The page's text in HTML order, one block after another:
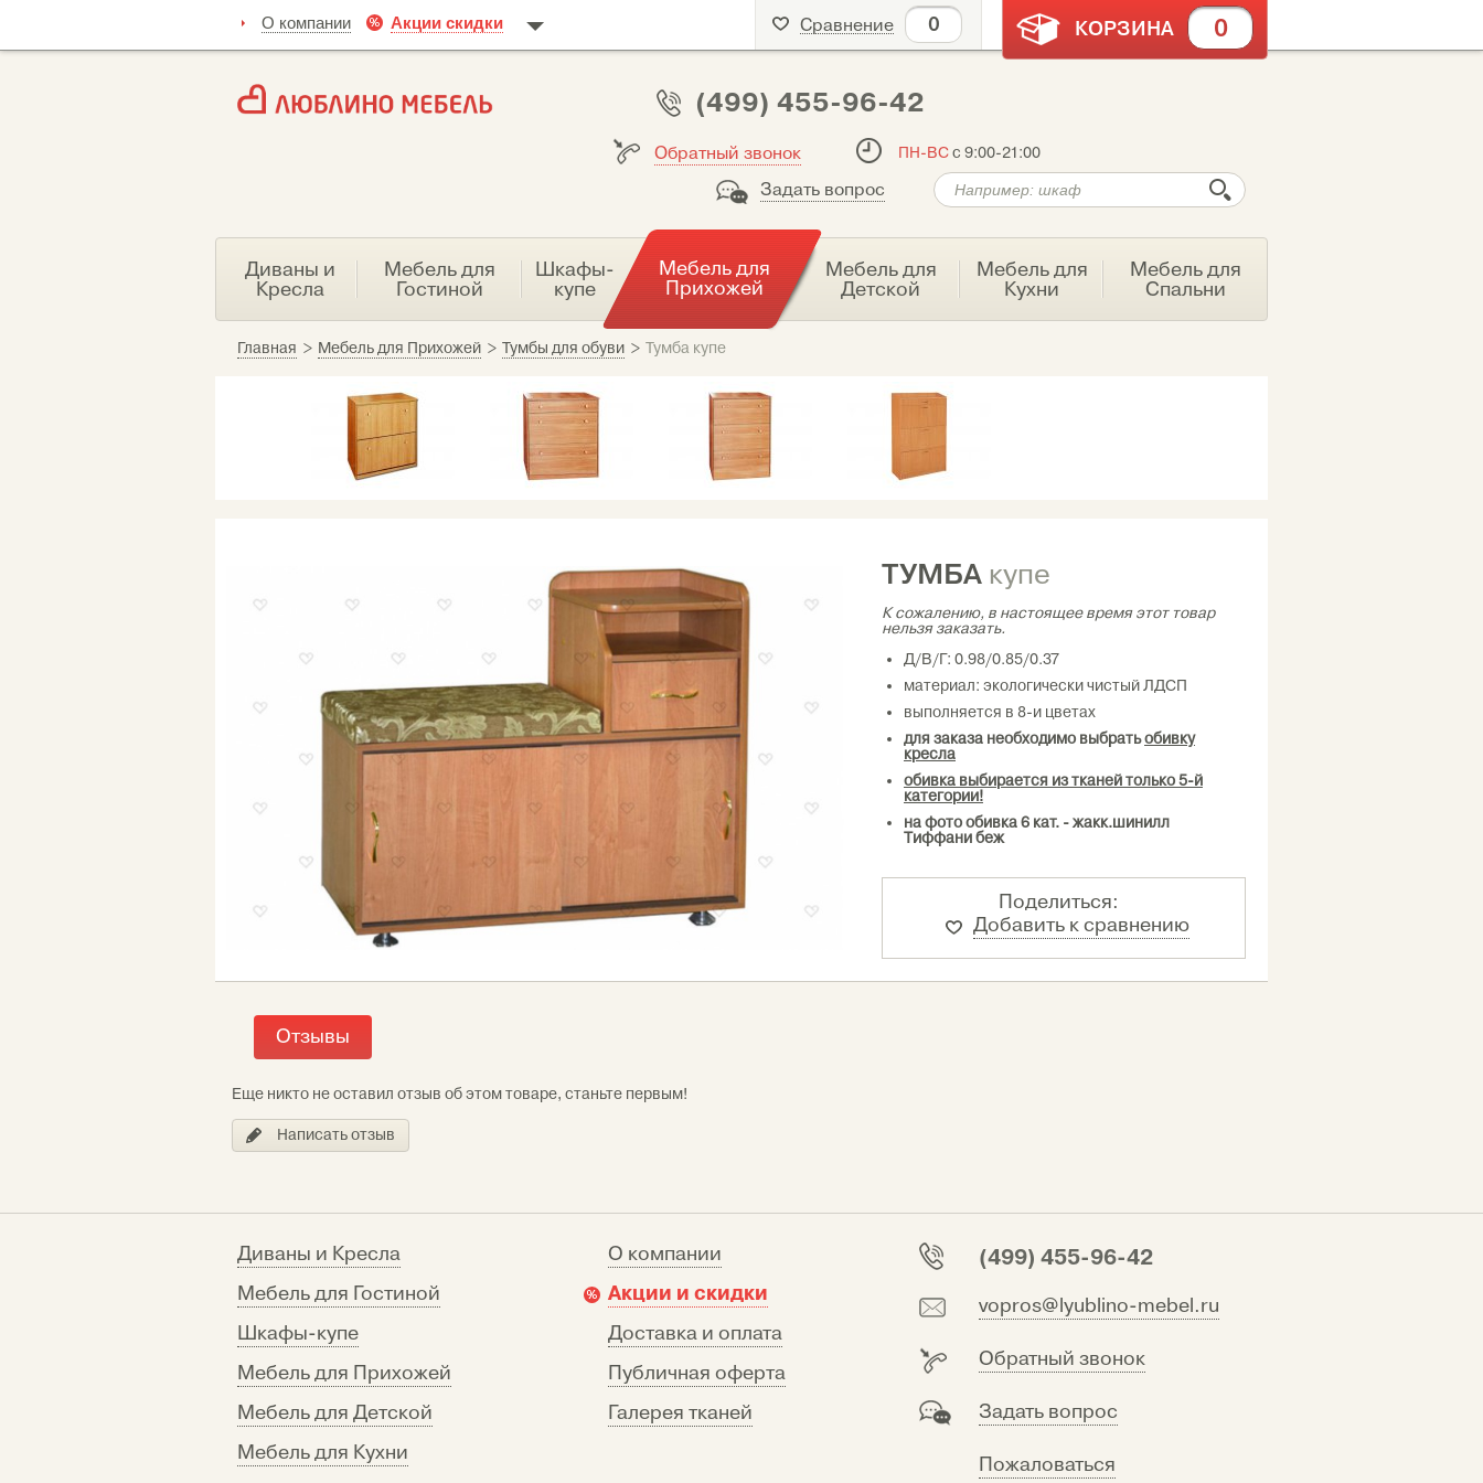
О компании Акции скидки Сравнение 0 КОРЗИНА 0
(499) 455-96-42
Обратный звонок ПН-ВСс 9:00-21:00
Задать вопрос
Диваны и
Кресла
Мебель для
Гостиной
Шкафы-
купе
Мебель для
Прихожей
Мебель для
Детской
Мебель для
Кухни
Мебель для
Спальни
Главная > Мебель для Прихожей > Тумбы для обуви > Тумба купе
ТУМБА купе
К сожалению, в настоящее время этот товар
нельзя заказать.
Д/В/Г: 0.98/0.85/0.37
материал: экологически чистый ЛДСП
выполняется в 8-и цветах
для заказа необходимо выбратьобивку
кресла
обивка выбирается из тканей только 5-й
категории!
на фото обивка 6 кат. - жакк.шинилл
Тиффани беж
Поделиться:
Добавить к сравнению
Отзывы
Еще никто не оставил отзыв об этом товаре, станьте первым!
Написать отзыв
Диваны и Кресла
Мебель для Гостиной
Шкафы-купе
Мебель для Прихожей
Мебель для Детской
Мебель для Кухни
О компании
Акции и скидки
Доставка и оплата
Публичная оферта
Галерея тканей
(499) 455-96-42
vopros@lyublino-mebel.ru
Обратный звонок
Задать вопрос
Пожаловаться